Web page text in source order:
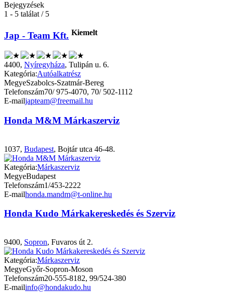
Bejegyzések
1 - 5 találat / 5
Jap - Team Kft. Kiemelt
4400, Nyíregyháza, Tulipán u. 6.
Kategória:Autóalkatrész
MegyeSzabolcs-Szatmár-Bereg
Telefonszám70/ 975-4070, 70/ 502-1112
E-mailjapteam@freemail.hu
Honda M&M Márkaszerviz
1037, Budapest, Bojtár utca 46-48.
Kategória:Márkaszerviz
MegyeBudapest
Telefonszám1/453-2222
E-mailhonda.mandm@t-online.hu
Honda Kudo Márkakereskedés és Szerviz
9400, Sopron, Fuvaros út 2.
Kategória:Márkaszerviz
MegyeGyőr-Sopron-Moson
Telefonszám20-555-8182, 99/524-380
E-mailinfo@hondakudo.hu